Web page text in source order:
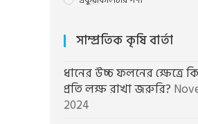
সাম্প্রতিক কৃষি বার্তা
ধানের উচ্চ ফলনের ক্ষেত্রে
প্রতি লক্ষ রাখা জরুরি?
2024